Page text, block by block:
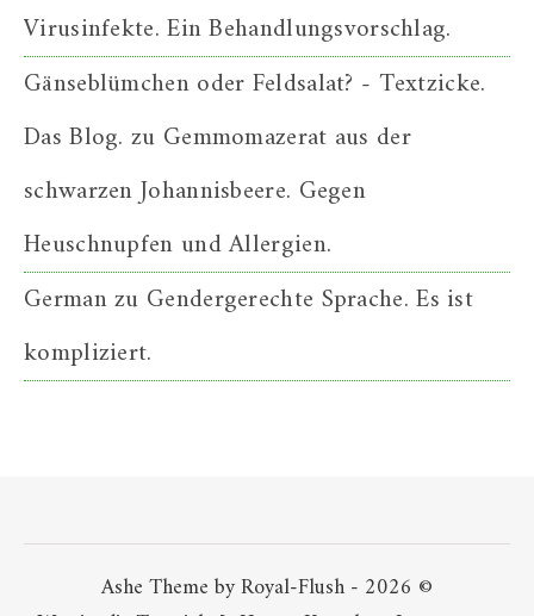
Virusinfekte. Ein Behandlungsvorschlag.
Gänseblümchen oder Feldsalat? - Textzicke.
Das Blog. zu Gemmomazerat aus der
schwarzen Johannisbeere. Gegen
Heuschnupfen und Allergien.
Germanzu Gendergerechte Sprache. Es ist
kompliziert.
Ashe Theme by Royal-Flush - 2026 ©